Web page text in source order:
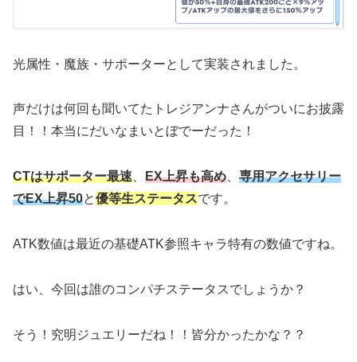
光属性・魔族・サポーターとして実装されました。
声だけは何回も聞いてたトレジアンナさんがついにお披露
目！！本当にだいなまいとぼでーだった！
CTはサポーター最速 EX上昇も高め
専用アクセサリー
でEX上昇50と優等生ステータスです。
ATK数値は最近の基礎ATK参照キャラ特有の数値ですね。
はい、今回は誰のコンパチステータスでしょうか？
そう！究明ジュエリーだね！！皆分かったかな？？